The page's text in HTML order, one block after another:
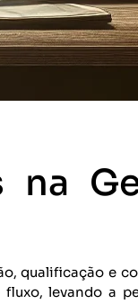
na
qualificação e
levando a